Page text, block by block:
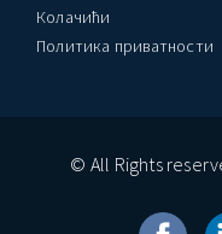
Колачићи
Политика приватности
© All Rights